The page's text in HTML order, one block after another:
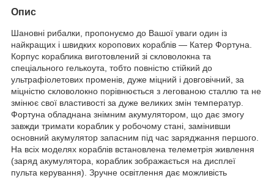
Опис
Шановні рибалки, пропонуємо до Вашої уваги один із
найкращих і швидких коропових кораблів — Катер Фортуна.
Корпус кораблика виготовлений зі скловолокна та
спеціального гелькоута, тобто повністю стійкий до
ультрафіолетових променів, дуже міцний і довговічний, за
міцністю скловолокно порівнюється з легованою сталлю та не
змінює свої властивості за дуже великих змін температур.
Фортуна обладнана знімним акумулятором, що дає змогу
завжди тримати кораблик у робочому стані, замінивши
основний акумулятор запасним під час заряджання першого.
На всіх моделях кораблів встановлена телеметрія живлення
(заряд акумулятора, кораблик зображається на дисплеї
пульта керування). Зручне освітлення дає можливість